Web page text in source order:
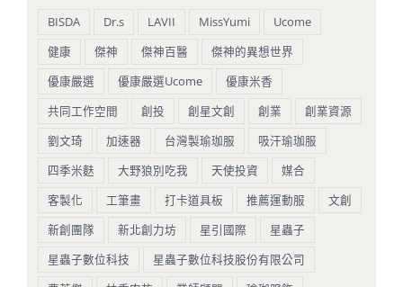
BISDA Dr.s LAVII MissYumi
Ucome
健康
傑神 傑神百醫
傑神的異想世界
優康嚴選
優康嚴選Ucome
優康米香
共同工作空間
創投 創星文創 創業
創業資源
劉文琦
加速器 台灣製瑜珈服
吸汗瑜珈服
四季米麩
大野狼別吃我 天使投資
媒合
客製化
工筆畫 打卡道具板 推薦運動服
文創
新創團隊
新北創力坊 星引國際
星蟲子
星蟲子數位科技
星蟲子數位科技股份有限公司